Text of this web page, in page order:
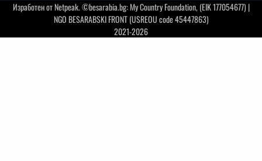
Изработен отNetpeak. ©besarabia.bg: My Country Foundation, (EIK 177054677) |
NGO BESARABSKI FRONT (USREOU code 45447863)
2021-2026